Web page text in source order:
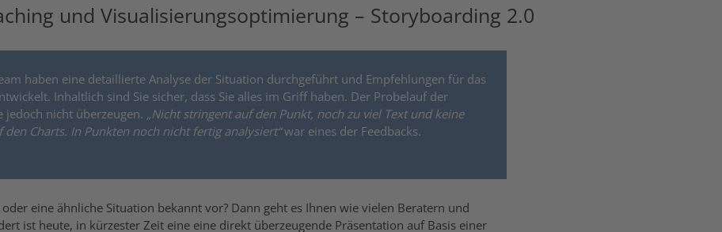
und Visualisierungsoptimierung – Storyboarding 2.0
haben eine detaillierte Analyse der Situation durchgeführt und Empfehlungen für das
Inhaltlich sind Sie sicher, dass Sie alles im Griff haben. Der Probelauf der
jedoch nicht überzeugen. „Nicht stringent auf den Punkt, noch zu viel Text und keine
den Charts. In Punkten noch nicht fertig analysiert“war eines der Feedbacks.
eine ähnliche Situation bekannt vor? Dann geht es Ihnen wie vielen Beratern und
ist heute, in kürzester Zeit eine eine direkt überzeugende Präsentation auf Basis einer